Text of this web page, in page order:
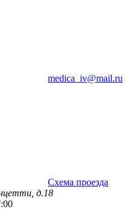
medica_iv@mail.ru
Схема проезда
д.18